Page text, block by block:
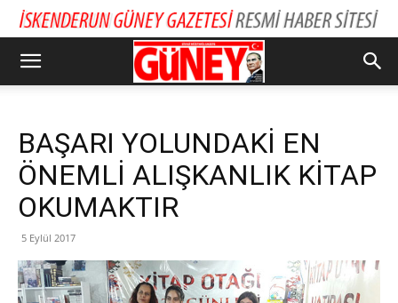
BAŞARI YOLUNDAKİ EN
ÖNEMLİ ALIŞKANLIK KİTAP
OKUMAKTIR
5 Eylül 2017